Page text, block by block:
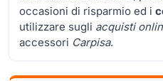
occasioni di risparmio ed i
utilizzare sugli acquisti
accessori Carpisa.